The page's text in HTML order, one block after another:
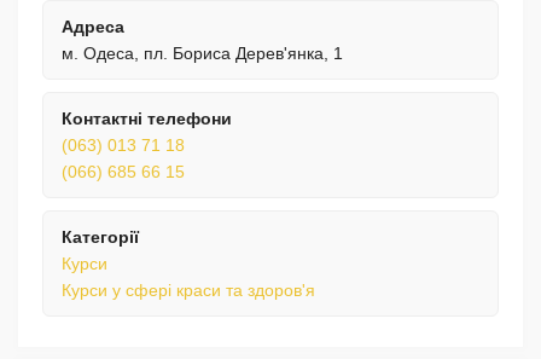
Адреса
м. Одеса, пл. Бориса Дерев'янка, 1
Контактні телефони
(063) 013 71 18
(066) 685 66 15
Категорії
Курси
Курси у сфері краси та здоров'я